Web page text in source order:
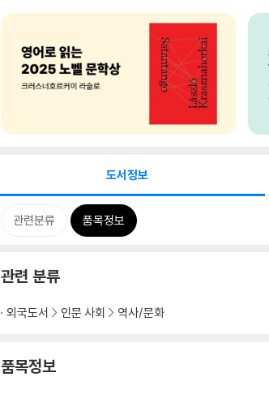
도서정보
관련분류 품목정보
관련 분류
외국도서 인문 사회 역사/문화
품목정보